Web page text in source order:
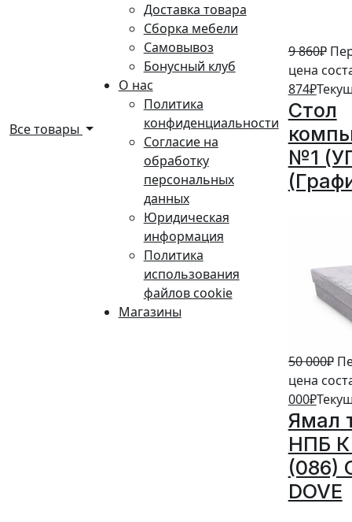
Все товары
Доставка товара
Сборка мебели
Самовывоз
Бонусный клуб
О нас
Политика
конфиденциальности
Согласие на
обработку
персональных
данных
Юридическая
информация
Политика
использования
файлов cookie
Магазины
9 860₽
цена
874₽
Стол
№1
50 000₽
цена
000₽
Ямал
НПБ К
(086)
DOVE